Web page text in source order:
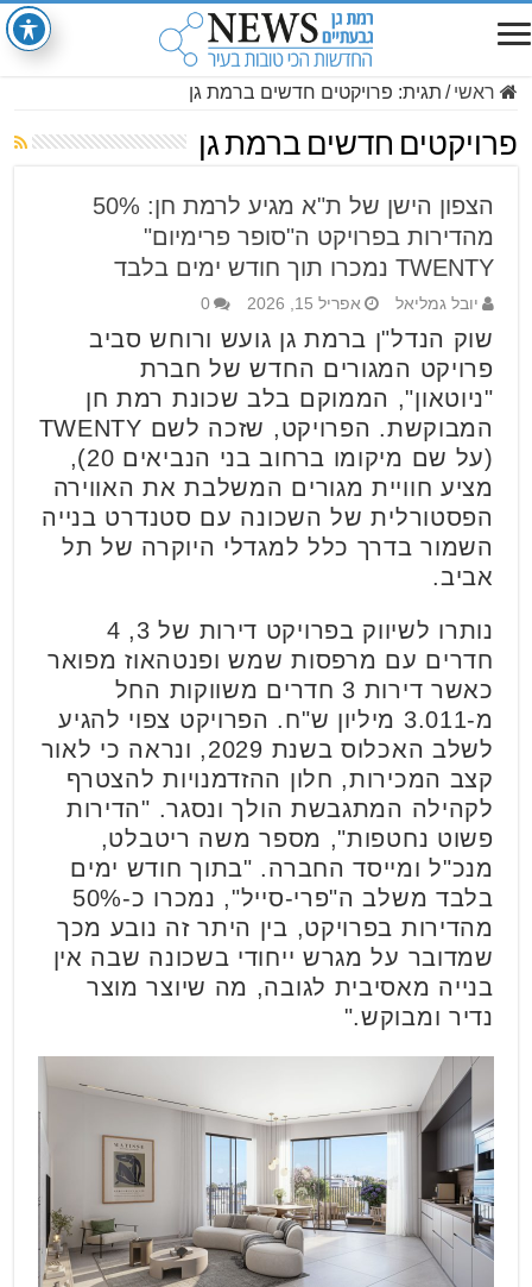
ראשי / תגית: פרויקטים חדשים ברמת גן
פרויקטים חדשים ברמת גן
הצפון הישן של ת"א מגיע לרמת חן: 50%
מהדירות בפרויקט ה"סופר פרימיום"
TWENTY נמכרו תוך חודש ימים בלבד
יובל גמליאל אפריל 15, 2026 0
שוק הנדל"ן ברמת גן גועש ורוחש סביב
פרויקט המגורים החדש של חברת
"ניוטאון", הממוקם בלב שכונת רמת חן
המבוקשת. הפרויקט, שזכה לשם TWENTY
(על שם מיקומו ברחוב בני הנביאים 20),
מציע חוויית מגורים המשלבת את האווירה
הפסטורלית של השכונה עם סטנדרט בנייה
השמור בדרך כלל למגדלי היוקרה של תל
אביב.
נותרו לשיווק בפרויקט דירות של 3, 4
חדרים עם מרפסות שמש ופנטהאוז מפואר
כאשר דירות 3 חדרים משווקות החל
מ-3.011 מיליון ש"ח. הפרויקט צפוי להגיע
לשלב האכלוס בשנת 2029, ונראה כי לאור
קצב המכירות, חלון ההזדמנויות להצטרף
לקהילה המתגבשת הולך ונסגר. "הדירות
פשוט נחטפות", מספר משה ריטבלט,
מנכ"ל ומייסד החברה. "בתוך חודש ימים
בלבד משלב ה"פרי-סייל", נמכרו כ-50%
מהדירות בפרויקט, בין היתר זה נובע מכך
שמדובר על מגרש ייחודי בשכונה שבה אין
בנייה מאסיבית לגובה, מה שיוצר מוצר
נדיר ומבוקש."